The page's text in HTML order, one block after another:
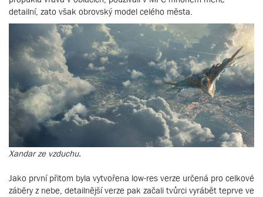
detailní, zato však obrovský model celého města.
Xandar ze vzduchu.
Jako první přitom byla vytvořena low-res verze určená pro celkové
záběry z nebe, detailnější verze pak začali tvůrci vyrábět teprve ve